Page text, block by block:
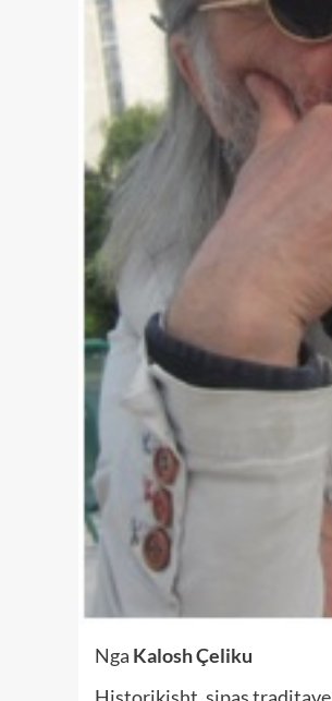
Nga Kalosh Çeliku